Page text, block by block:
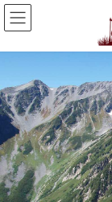
コ
ン
ン
へ
ス
キ
ッ
プ
ナ
ビ
ー
ョ
ン
に
移
動